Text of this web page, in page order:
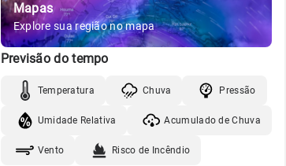
Mapas
Explore sua região no mapa
Previsão do tempo
Temperatura Chuva Pressão
Umidade Relativa Acumulado de Chuva
Vento Risco de Incêndio